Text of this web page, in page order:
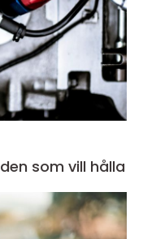
som vill hålla